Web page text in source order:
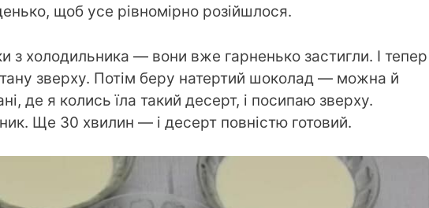
щоб усе рівномірно розійшлося.
з холодильника — вони вже гарненько застигли. І тепер
зверху. Потім беру натертий шоколад — можна й
де я колись їла такий десерт, і посипаю зверху.
Ще 30 хвилин — і десерт повністю готовий.